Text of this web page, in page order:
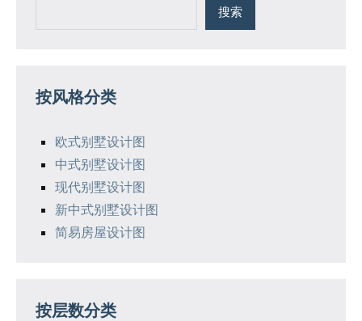
搜索
按风格分类
欧式别墅设计图
中式别墅设计图
现代别墅设计图
新中式别墅设计图
简易房屋设计图
按层数分类